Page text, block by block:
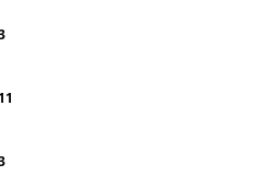
11